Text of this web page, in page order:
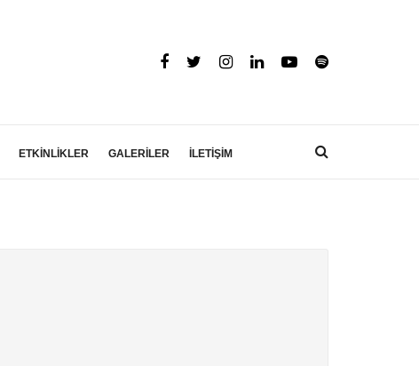
ETKİNLİKLER GALERİLER İLETİŞİM